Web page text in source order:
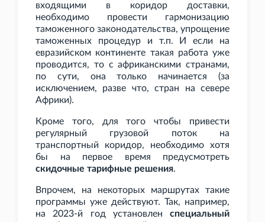
входящими в коридор доставки,
необходимо провести гармонизацию
таможенного законодательства, упрощение
таможенных процедур и
т.п. И если на
евразийском континенте такая работа уже
проводится, то с африканскими странами,
по сути, она только начинается (за
исключением, разве что, стран на севере
Африки).
Кроме того, для того чтобы привести
регулярный грузовой поток на
транспортный коридор, необходимо хотя
бы на первое время предусмотреть
скидочные тарифные решения.
Впрочем, на некоторых маршрутах такие
программы уже действуют. Так, например,
на 2023-й год установлен специальный